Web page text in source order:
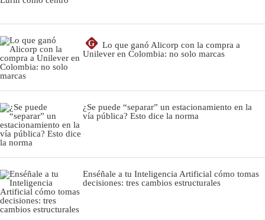
G
Lo que ganó Alicorp con la compra a
Unilever en Colombia: no solo marcas
¿Se puede “separar” un estacionamiento en la
vía pública? Esto dice la norma
Enséñale a tu Inteligencia Artificial cómo tomas
decisiones: tres cambios estructurales